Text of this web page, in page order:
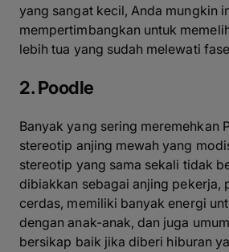
yang sangat kecil, Anda mungkin
mempertimbangkan untuk
lebih tua yang sudah melewati
2. Poodle
Banyak yang sering meremehkan
stereotip anjing mewah yang
stereotip yang sama sekali tidak
dibiakkan sebagai anjing pekerja,
cerdas, memiliki banyak energi
dengan anak-anak, dan juga
bersikap baik jika diberi hiburan